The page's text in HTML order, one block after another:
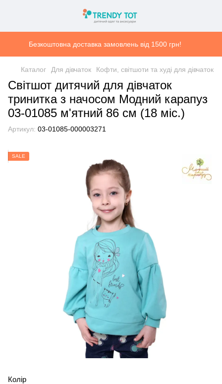
Безкоштовна доставка замовлень від 1500 грн!
Каталог Для дівчаток Кофти, світшоти та худі для дівчаток
Світшот дитячий для дівчаток
тринитка з начосом Модний карапуз
03-01085 м'ятний 86 см (18 мiс.)
Артикул: 03-01085-000003271
SALE
Колір